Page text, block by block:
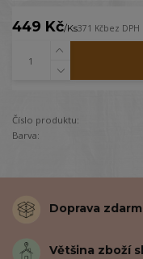
449 Kč/Ks371 Kčbez DPH
Číslo produktu:
Barva:
Doprava
Většina zboží